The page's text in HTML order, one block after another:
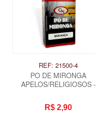
REF: 21500-4
PO DE MIRONGA
APELOS/RELIGIOSOS -
R$ 2,90